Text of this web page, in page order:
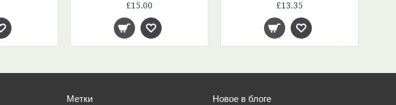
£15.00 £13.35
Метки Новое в блоге